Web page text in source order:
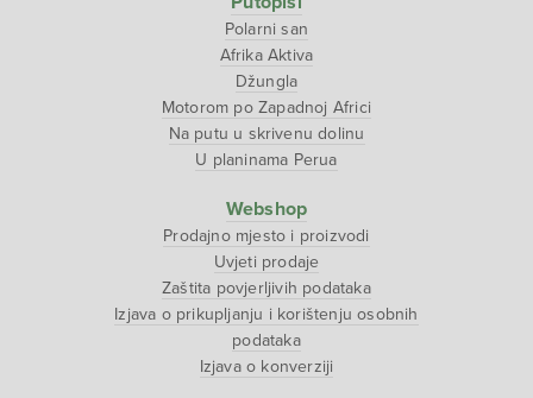
Polarni san
Afrika Aktiva
Džungla
Motorom po Zapadnoj Africi
Na putu u skrivenu dolinu
U planinama Perua
Webshop
Prodajno mjesto i proizvodi
Uvjeti prodaje
Zaštita povjerljivih podataka
Izjava o prikupljanju i korištenju osobnih
podataka
Izjava o konverziji